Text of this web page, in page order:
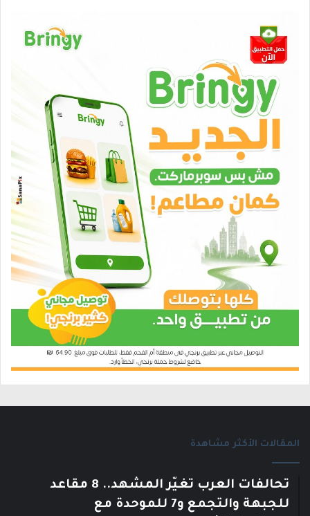
المقالات الأكثر مشاهدة
تحالفات العرب تغيّر المشهد.. 8 مقاعد
للجبهة والتجمع و7 للموحدة مع